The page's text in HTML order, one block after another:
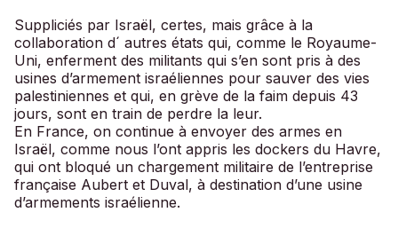
Suppliciés par Israël, certes, mais grâce à la
collaboration d´ autres états qui, comme le Royaume-
Uni, enferment des militants qui s’en sont pris à des
usines d’armement israéliennes pour sauver des vies
palestiniennes et qui, en grève de la faim depuis 43
jours, sont en train de perdre la leur.
En France, on continue à envoyer des armes en
Israël, comme nous l’ont appris les dockers du Havre,
qui ont bloqué un chargement militaire de l’entreprise
française Aubert et Duval, à destination d’une usine
d’armements israélienne.